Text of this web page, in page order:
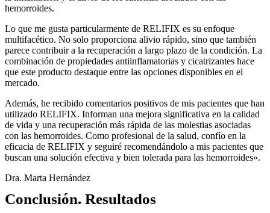
hemorroides.
Lo que me gusta particularmente de RELIFIX es su enfoque
multifacético. No solo proporciona alivio rápido, sino que también
parece contribuir a la recuperación a largo plazo de la condición. La
combinación de propiedades antiinflamatorias y cicatrizantes hace
que este producto destaque entre las opciones disponibles en el
mercado.
Además, he recibido comentarios positivos de mis pacientes que han
utilizado RELIFIX. Informan una mejora significativa en la calidad
de vida y una recuperación más rápida de las molestias asociadas
con las hemorroides. Como profesional de la salud, confío en la
eficacia de RELIFIX y seguiré recomendándolo a mis pacientes que
buscan una solución efectiva y bien tolerada para las hemorroides».
Dra. Marta Hernández
Conclusión. Resultados